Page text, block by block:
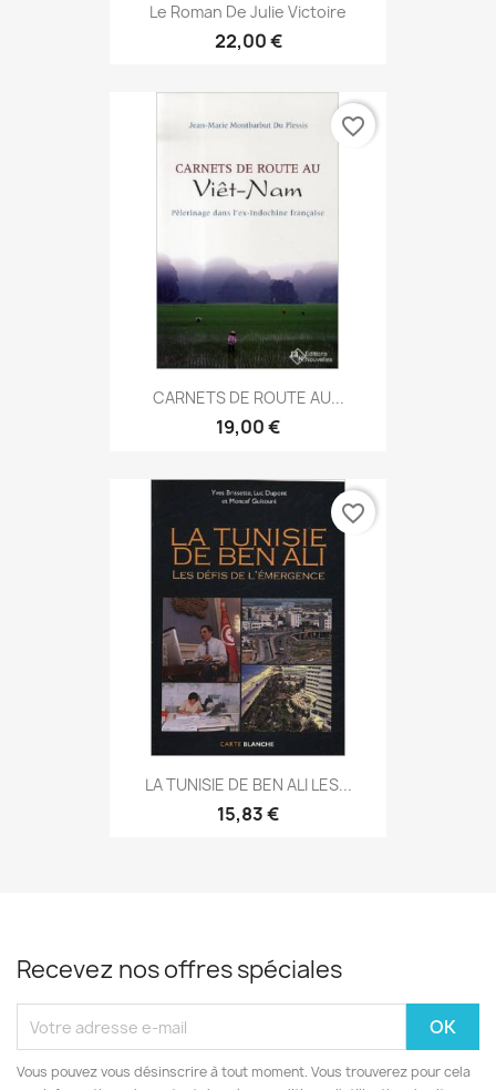
Le Roman De Julie Victoire
22,00 €
CARNETS DE ROUTE AU...
19,00 €
favorite_border
LA TUNISIE DE BEN ALI LES...
15,83 €
favorite_border
Recevez nos offres spéciales
Vous pouvez vous désinscrire à tout moment. Vous trouverez pour cela